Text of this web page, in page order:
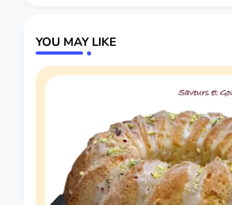
YOU MAY LIKE